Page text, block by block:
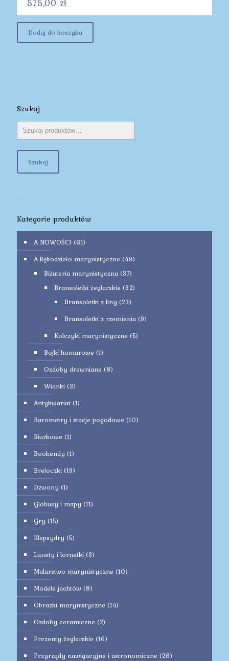
Dodaj do koszyka
Szukaj
Szukaj
Kategorie produktów
A NOWOŚCI (61)
A Rękodzieło marynistyczne (49)
Biżuteria marynistyczna (37)
Bransoletki żeglarskie (32)
Bransoletki z liny (23)
Bransoletki z rzemienia (9)
Kolczyki marynistyczne (5)
Bojki homarowe (1)
Ozdoby drewniane (8)
Wianki (3)
Antykwariat (1)
Barometry i stacje pogodowe (10)
Biurkowe (1)
Bookendy (1)
Breloczki (19)
Dzwony (1)
Globusy i mapy (11)
Gry (15)
Klepsydry (5)
Lunety i lornetki (3)
Malarstwo marynistyczne (10)
Modele jachtów (8)
Obrazki marynistyczne (14)
Ozdoby ceramiczne (2)
Prezenty żeglarskie (16)
Przyrządy nawigacyjne i astronomiczne (26)